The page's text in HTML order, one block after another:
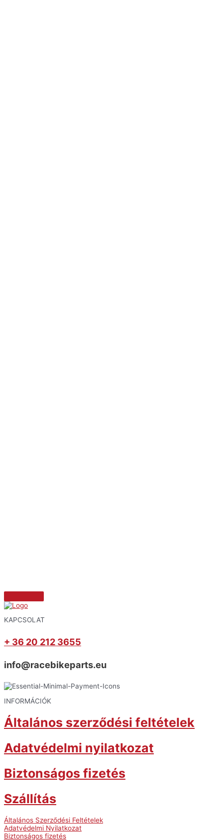
KAPCSOLAT
+ 36 20 212 3655
info@racebikeparts.eu
INFORMÁCIÓK
Általános szerződési feltételek
Adatvédelmi nyilatkozat
Biztonságos fizetés
Szállítás
Általános Szerződési Feltételek
Adatvédelmi Nyilatkozat
Biztonságos fizetés